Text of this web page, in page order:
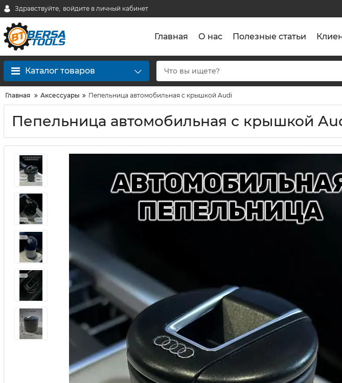
Здравствуйте, войдите в личный кабинет
Главная О нас Полезные статьи
Каталог товаров
Главная Аксессуары Пепельница автомобильная с крышкой Audi
Пепельница автомобильная с крышкой